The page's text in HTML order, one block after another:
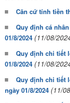
Căn cứ tính tiền
Quy định cá
01/8/2024 (11/08/
Quy định chi tiết
01/8/2024 (11/08/
Quy định chi tiết
ngày 01/8/2024 (11/